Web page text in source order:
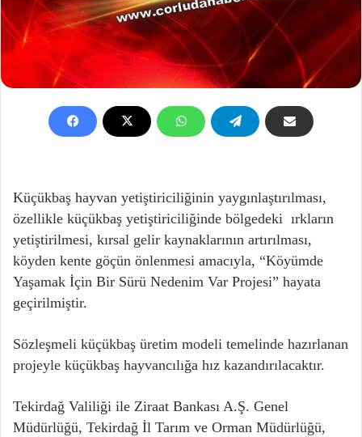
Küçükbaş hayvan yetiştiriciliğinin yaygınlaştırılması,
özellikle küçükbaş yetiştiriciliğinde bölgedeki ırkların
yetiştirilmesi, kırsal gelir kaynaklarının artırılması,
köyden kente göçün önlenmesi amacıyla, “Köyümde
Yaşamak İçin Bir Sürü Nedenim Var Projesi” hayata
geçirilmiştir.
Sözleşmeli küçükbaş üretim modeli temelinde hazırlanan
projeyle küçükbaş hayvancılığa hız kazandırılacaktır.
Tekirdağ Valiliği ile Ziraat Bankası A.Ş. Genel
Müdürlüğü, Tekirdağ İl Tarım ve Orman Müdürlüğü,